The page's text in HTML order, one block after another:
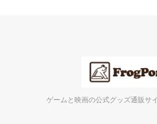
ゲームと映画の公式グッズ通販サ